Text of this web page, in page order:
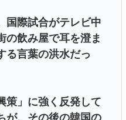
国際試合がテレビ中
の飲み屋で耳を澄ま
る言葉の洪水だっ
策」に強く反発して